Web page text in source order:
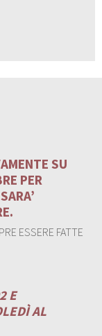
SU
PER
ESSERE FATTE
E
AL